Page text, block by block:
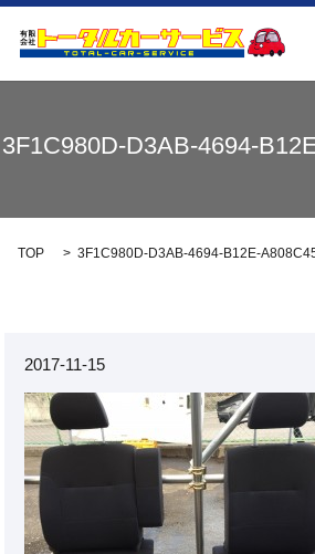
3F1C980D-D3AB-4694-
TOP 3F1C980D-D3AB-4694-B12E-
2017-11-15